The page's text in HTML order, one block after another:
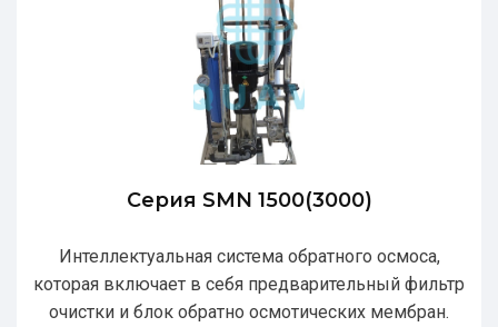
Серия SMN 1500(3000)
Интеллектуальная система обратного осмоса,
которая включает в себя предварительный фильтр
очистки и блок обратно осмотических мембран.